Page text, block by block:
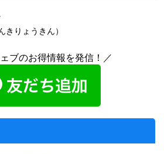
りょうきん）
ブのお得情報を発信！／